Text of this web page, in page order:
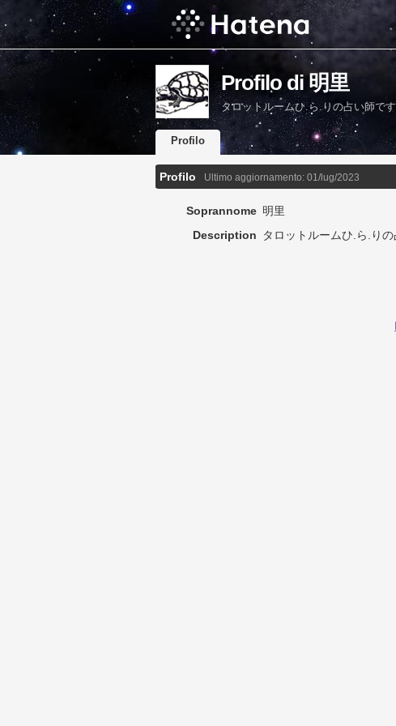
Profilo di 明里
タロットルームひ.ら.りの占い師です
Profilo
Profilo Ultimo aggiornamento: 01/lug/2023
Soprannome 明里
Description
タロットルームひ.ら.りの